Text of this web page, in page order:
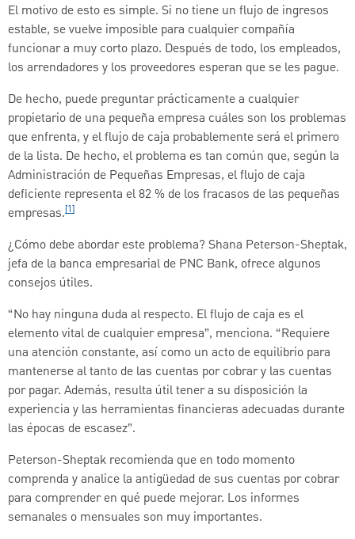
El motivo de esto es simple. Si no tiene un flujo de ingresos
estable, se vuelve imposible para cualquier compañía
funcionar a muy corto plazo. Después de todo, los empleados,
los arrendadores y los proveedores esperan que se les pague.
De hecho, puede preguntar prácticamente a cualquier
propietario de una pequeña empresa cuáles son los problemas
que enfrenta, y el flujo de caja probablemente será el primero
de la lista. De hecho, el problema es tan común que, según la
Administración de Pequeñas Empresas, el flujo de caja
deficiente representa el 82 % de los fracasos de las pequeñas
empresas.[1]
¿Cómo debe abordar este problema? Shana Peterson-Sheptak,
jefa de la banca empresarial de PNC Bank, ofrece algunos
consejos útiles.
“No hay ninguna duda al respecto. El flujo de caja es el
elemento vital de cualquier empresa”, menciona. “Requiere
una atención constante, así como un acto de equilibrio para
mantenerse al tanto de las cuentas por cobrar y las cuentas
por pagar. Además, resulta útil tener a su disposición la
experiencia y las herramientas financieras adecuadas durante
las épocas de escasez”.
Peterson-Sheptak recomienda que en todo momento
comprenda y analice la antigüedad de sus cuentas por cobrar
para comprender en qué puede mejorar. Los informes
semanales o mensuales son muy importantes.